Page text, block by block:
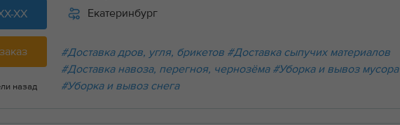
XX
назад
Екатеринбург
#Доставка дров, угля, брикетов #Доставка сыпучих материалов
#Доставка навоза, перегноя, чернозёма #Уборка и вывоз мусора
#Уборка и вывоз снега